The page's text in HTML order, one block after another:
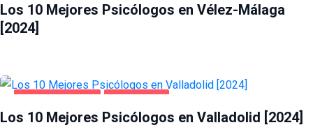
Los 10 Mejores Psicólogos en Vélez-Málaga
[2024]
Los 10 Mejores Psicólogos en Valladolid [2024]